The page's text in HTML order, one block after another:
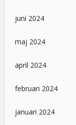
juni 2024
maj 2024
april 2024
februari 2024
januari 2024